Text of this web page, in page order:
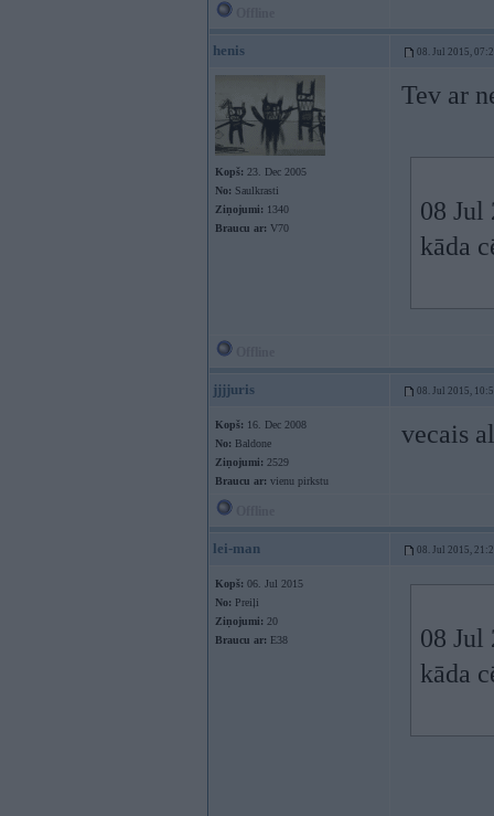
henis 08. Jul 2015,
Kopš: 23. Dec 2005
No: Saulkrasti
Ziņojumi: 1340
Braucu ar: V70
Tev ar
08 Jul
kāda
jjjjuris 08. Jul 2015,
Kopš: 16. Dec 2008
No: Baldone
Ziņojumi: 2529
Braucu ar: vienu pirkstu
vecais
lei-man 08. Jul 2015,
Kopš: 06. Jul 2015
No: Preiļi
Ziņojumi: 20
Braucu ar: E38
08 Jul
kāda